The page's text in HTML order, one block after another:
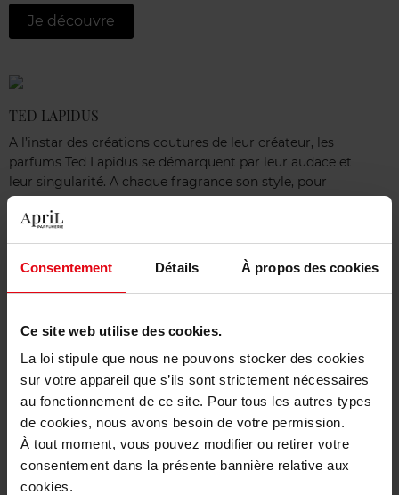
Consentement Détails À propos des cookies
Ce site web utilise des cookies.
La loi stipule que nous ne pouvons stocker des cookies
sur votre appareil que s’ils sont strictement nécessaires
au fonctionnement de ce site. Pour tous les autres types
de cookies, nous avons besoin de votre permission.
À tout moment, vous pouvez modifier ou retirer votre
consentement dans la présente bannière relative aux
cookies.
Je découvre
TED LAPIDUS
A l’instar des créations coutures de leur créateur, les
parfums Ted Lapidus se démarquent par leur audace et
leur singularité. A chaque fragrance son style, pour
révéler sa propre personnalité.
Je découvre
APRIL Collection
APRIL, c’est une offre ultra généreuse, accessible et
végane de produits de bain, de soins, de maquillage et
d’accessoires. Formules sensorielles et performantes aux
parfums exclusifs, coffrets ou collectors à petits budgets :
tout pour faire ou se faire plaisir !
Je découvre